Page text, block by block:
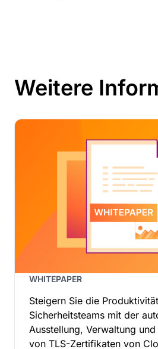
Belarus (Weißrussland)
Belgien
Benin
Bonaire, St. Eustatius und Saba
Bosnien und Herzegowina
Bouvetinsel
Brasilien
Britische Jungferninseln
Britisches Territorium im
Brunei Darussalam
Bulgarien
Burundi
Chile
China
Weitere
WHITEPAPER
Steigern Sie die
Sicherheitsteams mit der
Ausstellung, Verwaltung
von TLS-Zertifikaten von